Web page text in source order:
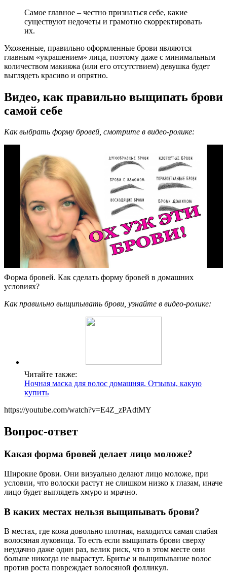
Самое главное – честно признаться себе, какие
существуют недочеты и грамотно скорректировать
их.
Ухоженные, правильно оформленные брови являются
главным «украшением» лица, поэтому даже с минимальным
количеством макияжа (или его отсутствием) девушка будет
выглядеть красиво и опрятно.
Видео, как правильно выщипать брови
самой себе
Как выбрать форму бровей, смотрите в видео-ролике:
Форма бровей. Как сделать форму бровей в домашних
условиях?
Как правильно выщипывать брови, узнайте в видео-ролике:
Читайте также:
Ночная маска для волос домашняя. Отзывы, какую
купить
https://youtube.com/watch?v=E4Z_zPAdtMY
Вопрос-ответ
Какая форма бровей делает лицо моложе?
Широкие брови. Они визуально делают лицо моложе, при
условии, что волоски растут не слишком низко к глазам, иначе
лицо будет выглядеть хмуро и мрачно.
В каких местах нельзя выщипывать брови?
В местах, где кожа довольно плотная, находится самая слабая
волосяная луковица. То есть если выщипать брови сверху
неудачно даже один раз, велик риск, что в этом месте они
больше никогда не вырастут. Бритье и выщипывание волос
против роста повреждает волосяной фолликул.